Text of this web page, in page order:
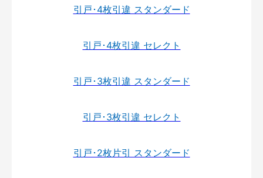
引戸･4枚引違 スタンダード
引戸･4枚引違 セレクト
引戸･3枚引違 スタンダード
引戸･3枚引違 セレクト
引戸･2枚片引 スタンダード